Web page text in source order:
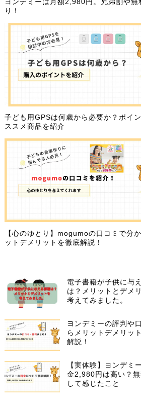
ヨンデミーは月額2,980円。兄弟割や無
り！
子ども用GPSは何歳から必要か？ポイ
ススメ商品を紹介
【心のゆとり】mogumoの口コミで分
ットデメリットを徹底解説！
電子書籍が子供に与
は？メリットとデメ
考えてみました。
ヨンデミーの評判や
らメリットデメリッ
解説！
【実体験】ヨンデミ
金2,980円は高い？
して感じたこと